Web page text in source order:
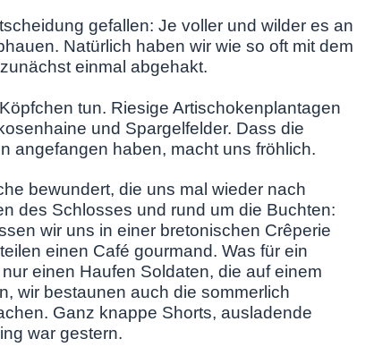
gefallen: Je voller und wilder es an
Natürlich haben wir wie so oft mit dem
einmal abgehakt.
tun. Riesige Artischokenplantagen
und Spargelfelder. Dass die
angefangen haben, macht uns fröhlich.
bewundert, die uns mal wieder nach
des Schlosses und rund um die Buchten:
wir uns in einer bretonischen Crêperie
einen Café gourmand. Was für ein
einen Haufen Soldaten, die auf einem
wir bestaunen auch die sommerlich
Ganz knappe Shorts, ausladende
war gestern.